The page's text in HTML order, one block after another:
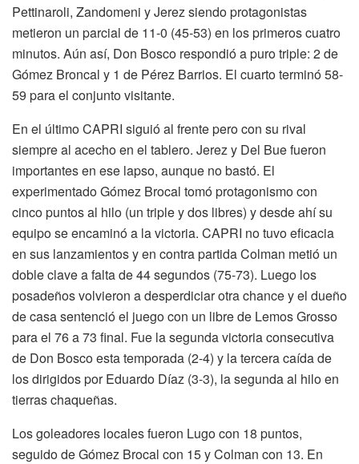
Pettinaroli, Zandomeni y Jerez siendo protagonistas
metieron un parcial de 11-0 (45-53) en los primeros cuatro
minutos. Aún así, Don Bosco respondió a puro triple: 2 de
Gómez Broncal y 1 de Pérez Barrios. El cuarto terminó 58-
59 para el conjunto visitante.
En el último CAPRI siguió al frente pero con su rival
siempre al acecho en el tablero. Jerez y Del Bue fueron
importantes en ese lapso, aunque no bastó. El
experimentado Gómez Brocal tomó protagonismo con
cinco puntos al hilo (un triple y dos libres) y desde ahí su
equipo se encaminó a la victoria. CAPRI no tuvo eficacia
en sus lanzamientos y en contra partida Colman metió un
doble clave a falta de 44 segundos (75-73). Luego los
posadeños volvieron a desperdiciar otra chance y el dueño
de casa sentenció el juego con un libre de Lemos Grosso
para el 76 a 73 final. Fue la segunda victoria consecutiva
de Don Bosco esta temporada (2-4) y la tercera caída de
los dirigidos por Eduardo Díaz (3-3), la segunda al hilo en
tierras chaqueñas.
Los goleadores locales fueron Lugo con 18 puntos,
seguido de Gómez Brocal con 15 y Colman con 13. En